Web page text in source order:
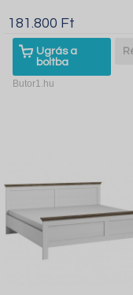
181.800 Ft
Ugrás a
boltba
Butor1.hu